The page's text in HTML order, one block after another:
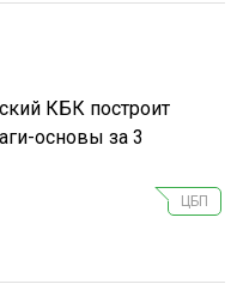
КБК построит
основы за 3
ЦБП